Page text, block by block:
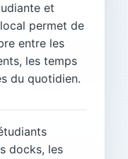
et
permet de
entre les
les temps
du quotidien.
docks, les